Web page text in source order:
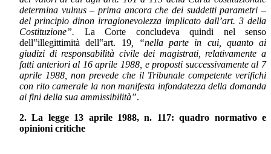
determina vulnus – prima ancora che dei suddetti parametri –
del principio dinon irragionevolezza implicato dall’art. 3 della
Costituzione”. La Corte concludeva quindi nel senso
dell‟illegittimità dell‟art. 19, “nella parte in cui, quanto ai
giudizi di responsabilità civile dei magistrati, relativamente a
fatti anteriori al 16 aprile 1988, e proposti successivamente al 7
aprile 1988, non prevede che il Tribunale competente verifichi
con rito camerale la non manifesta infondatezza della domanda
ai fini della sua ammissibilità”.
2. La legge 13 aprile 1988, n. 117: quadro normativo e
opinioni critiche